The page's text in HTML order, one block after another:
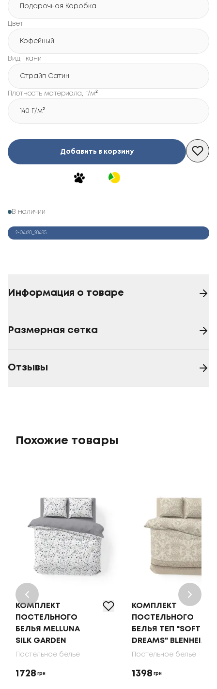
Подарочная Коробка
Цвет
Кофейный
Вид ткани
Страйп Сатин
Плотность материала, г/м²
140 Г/м²
Добавить в корзину
В наличии
2-04120_28495
Информация о товаре
Размерная сетка
Отзывы
Похожие товары
КОМПЛЕКТ
ПОСТЕЛЬНОГО
БЕЛЬЯ MELLUNA
SILK GARDEN
Постельное белье
1728 грн
КОМПЛЕКТ
ПОСТЕЛЬНОГО
БЕЛЬЯ ТЕП "SOFT
DREAMS" BLENHEIM
Постельное белье
1398 грн